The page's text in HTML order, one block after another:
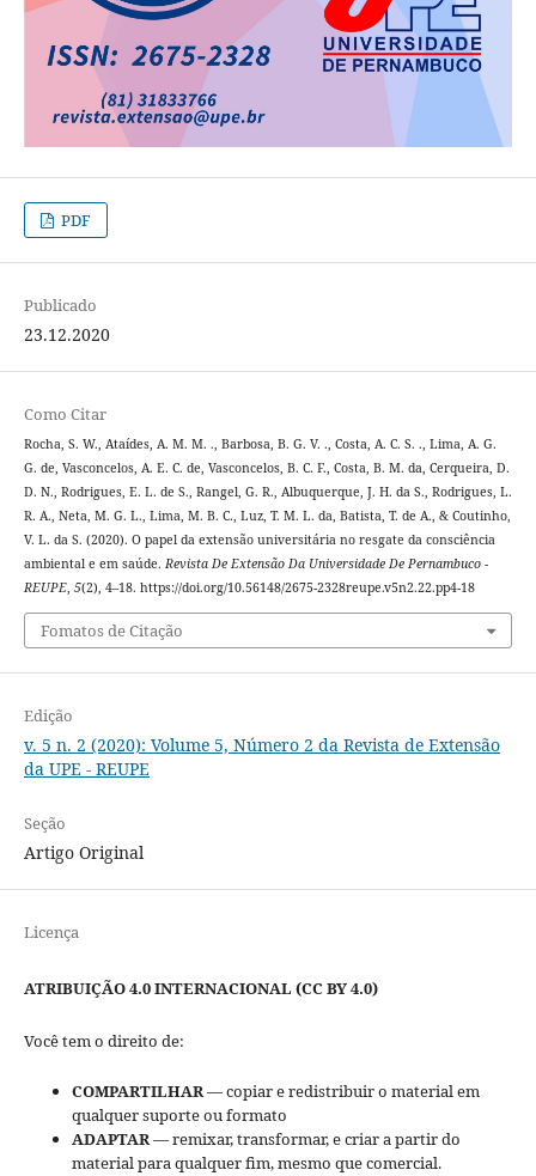
PDF
Publicado
23.12.2020
Como Citar
Rocha, S. W., Ataídes, A. M. M. ., Barbosa, B. G. V. ., Costa, A. C. S. ., Lima, A. G.
G. de, Vasconcelos, A. E. C. de, Vasconcelos, B. C. F., Costa, B. M. da, Cerqueira, D.
D. N., Rodrigues, E. L. de S., Rangel, G. R., Albuquerque, J. H. da S., Rodrigues, L.
R. A., Neta, M. G. L., Lima, M. B. C., Luz, T. M. L. da, Batista, T. de A., & Coutinho,
V. L. da S. (2020). O papel da extensão universitária no resgate da consciência
ambiental e em saúde. Revista De Extensão Da Universidade De Pernambuco -
REUPE, 5(2), 4–18. https://doi.org/10.56148/2675-2328reupe.v5n2.22.pp4-18
Fomatos de Citação
Edição
v. 5 n. 2 (2020): Volume 5, Número 2 da Revista de Extensão
da UPE - REUPE
Seção
Artigo Original
Licença
ATRIBUIÇÃO 4.0 INTERNACIONAL (CC BY 4.0)
Você tem o direito de:
COMPARTILHAR— copiar e redistribuir o material em
qualquer suporte ou formato
ADAPTAR— remixar, transformar, e criar a partir do
material para qualquer fim, mesmo que comercial.